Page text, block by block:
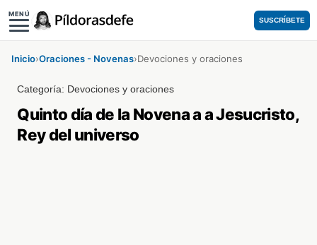
MENÚ
SUSCRÍBETE
Inicio›Oraciones - Novenas›Devociones y oraciones
Categoría: Devociones y oraciones
Quinto día de la Novena a a Jesucristo,
Rey del universo